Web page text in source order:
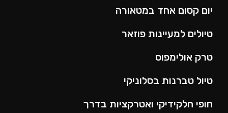
יום קסום אחד במטאורה
טיולים למעיינות פוזאר
טרק אולימפוס
טיול טברנות בסלוניקי
חופי חלקידיקי ואטרקציות בדרך